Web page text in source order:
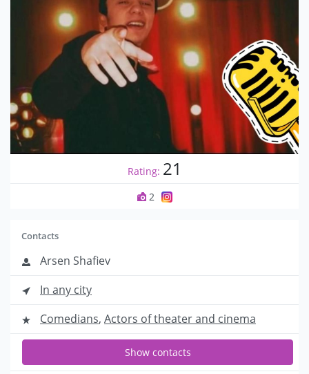
Rating: 21
2
Contacts
Arsen Shafiev
In any city
Comedians, Actors of theater and cinema
Show contacts